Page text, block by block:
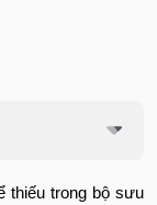
thiếu trong bộ sưu